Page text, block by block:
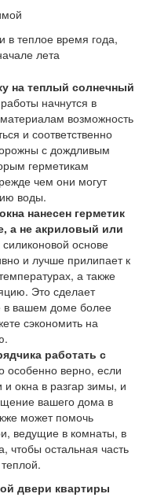
в теплое время года,
лета
на теплый солнечный
начнутся в
возможность
и соответственно
с дождливым
герметикам
чем они могут
воды.
нанесен герметик
а не акриловый или
основе
и лучше прилипает к
а также
Это сделает
в вашем доме более
сэкономить на
работать с
особенно верно, если
окна в разгар зимы, и
вашего дома в
может помочь
ведущие в комнаты, в
чтобы остальная часть
двери квартиры